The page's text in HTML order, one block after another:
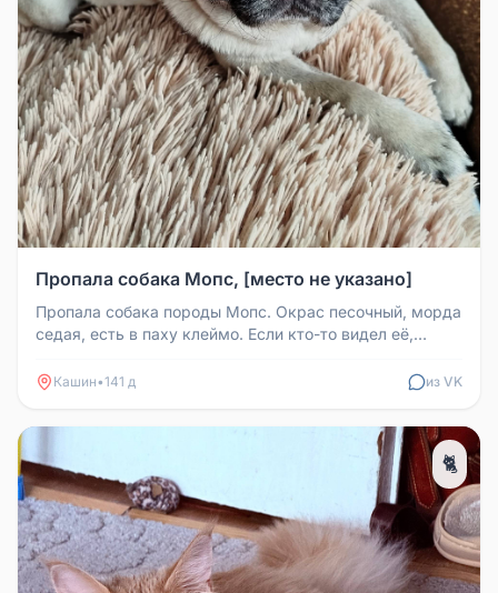
Пропала собака Мопс, [место не указано]
Пропала собака породы Мопс. Окрас песочный, морда
седая, есть в паху клеймо. Если кто-то видел её,
Кашин•141 д из VK
🐈